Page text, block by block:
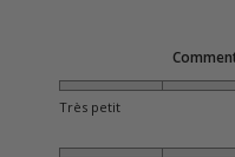
Très petit